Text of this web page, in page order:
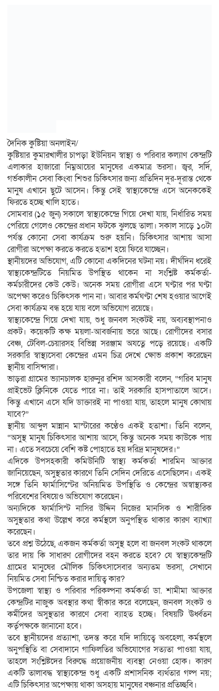
দৈনিক কুষ্টিয়া অনলাইন/
কুষ্টিয়ার কুমারখালীর চাপড়া ইউনিয়ন স্বাস্থ্য ও পরিবার কল্যাণ কেন্দ্রটি
এলাকার হাজারো নিম্নআয়ের মানুষের একমাত্র ভরসা। জ্বর, সর্দি,
গর্ভকালীন সেবা কিংবা শিশুর চিকিৎসার জন্য প্রতিদিন দূর-দূরান্ত থেকে
মানুষ এখানে ছুটে আসেন। কিন্তু সেই স্বাস্থ্যকেন্দ্রে এসে অনেককেই
ফিরতে হচ্ছে খালি হাতে।
সোমবার (১৫ জুন) সকালে স্বাস্থ্যকেন্দ্রে গিয়ে দেখা যায়, নির্ধারিত সময়
পেরিয়ে গেলেও কেন্দ্রের প্রধান ফটকে ঝুলছে তালা। সকাল সাড়ে ১০টা
পর্যন্ত কোনো সেবা কার্যক্রম শুরু হয়নি। চিকিৎসার আশায় আসা
রোগীরা অপেক্ষা করতে করতে হতাশ হয়ে ফিরে যাচ্ছেন।
স্থানীয়দের অভিযোগ, এটি কোনো একদিনের ঘটনা নয়। দীর্ঘদিন ধরেই
স্বাস্থ্যকেন্দ্রটিতে নিয়মিত উপস্থিত থাকেন না সংশ্লিষ্ট কর্মকর্তা-
কর্মচারীদের কেউ কেউ। অনেক সময় রোগীরা এসে ঘণ্টার পর ঘণ্টা
অপেক্ষা করেও চিকিৎসক পান না। আবার কর্মঘণ্টা শেষ হওয়ার আগেই
সেবা কার্যক্রম বন্ধ হয়ে যায় বলে অভিযোগ রয়েছে।
স্বাস্থ্যকেন্দ্রে গিয়ে দেখা যায়, শুধু জনবল সংকটই নয়, অব্যবস্থাপনাও
প্রকট। কয়েকটি কক্ষ ময়লা-আবর্জনায় ভরে আছে। রোগীদের বসার
বেঞ্চ, টেবিল-চেয়ারসহ বিভিন্ন সরঞ্জাম অযত্নে পড়ে রয়েছে। একটি
সরকারি স্বাস্থ্যসেবা কেন্দ্রের এমন চিত্র দেখে ক্ষোভ প্রকাশ করেছেন
স্থানীয় বাসিন্দারা।
ভাড়রা গ্রামের ভ্যানচালক হারুনুর রশিদ আসকারী বলেন, “গরিব মানুষ
প্রাইভেট ক্লিনিকে যেতে পারে না। তাই সরকারি হাসপাতালে আসে।
কিন্তু এখানে এসে যদি ডাক্তারই না পাওয়া যায়, তাহলে মানুষ কোথায়
যাবে?”
স্থানীয় আব্দুল মান্নান মাস্টারের কণ্ঠেও একই হতাশা। তিনি বলেন,
“অসুস্থ মানুষ চিকিৎসার আশায় আসে, কিন্তু অনেক সময় কাউকে পায়
না। এতে সবচেয়ে বেশি কষ্ট পোহাতে হয় দরিদ্র মানুষদের।”
এদিকে উপসহকারী কমিউনিটি স্বাস্থ্য কর্মকর্তা শারমিন আক্তার
জানিয়েছেন, অসুস্থতার কারণে তিনি সেদিন দেরিতে এসেছিলেন। একই
সঙ্গে তিনি ফার্মাসিস্টের অনিয়মিত উপস্থিতি ও কেন্দ্রের অস্বাস্থ্যকর
পরিবেশের বিষয়েও অভিযোগ করেছেন।
অন্যদিকে ফার্মাসিস্ট নাসির উদ্দিন নিজের মানসিক ও শারীরিক
অসুস্থতার কথা উল্লেখ করে কর্মস্থলে অনুপস্থিত থাকার কারণ ব্যাখ্যা
করেছেন।
তবে প্রশ্ন উঠেছে, একজন কর্মকর্তা অসুস্থ হলে বা জনবল সংকট থাকলে
তার দায় কি সাধারণ রোগীদের বহন করতে হবে? যে স্বাস্থ্যকেন্দ্রটি
গ্রামের মানুষের মৌলিক চিকিৎসাসেবার অন্যতম ভরসা, সেখানে
নিয়মিত সেবা নিশ্চিত করার দায়িত্ব কার?
উপজেলা স্বাস্থ্য ও পরিবার পরিকল্পনা কর্মকর্তা ডা. শামীমা আক্তার
কেন্দ্রটির নাজুক অবস্থার কথা স্বীকার করে বলেছেন, জনবল সংকট ও
কর্মীদের অসুস্থতার কারণে সেবা ব্যাহত হচ্ছে। বিষয়টি ঊর্ধ্বতন
কর্তৃপক্ষকে জানানো হবে।
তবে স্থানীয়দের প্রত্যাশা, তদন্ত করে যদি দায়িত্বে অবহেলা, কর্মস্থলে
অনুপস্থিতি বা সেবাদানে গাফিলতির অভিযোগের সত্যতা পাওয়া যায়,
তাহলে সংশ্লিষ্টদের বিরুদ্ধে প্রয়োজনীয় ব্যবস্থা নেওয়া হোক। কারণ
একটি তালাবদ্ধ স্বাস্থ্যকেন্দ্র শুধু একটি প্রশাসনিক ব্যর্থতার গল্প নয়;
এটি চিকিৎসার অপেক্ষায় থাকা অসহায় মানুষের বঞ্চনার প্রতিচ্ছবি।